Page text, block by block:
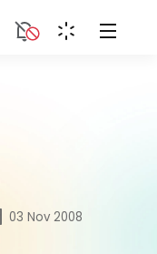
03 Nov 2008